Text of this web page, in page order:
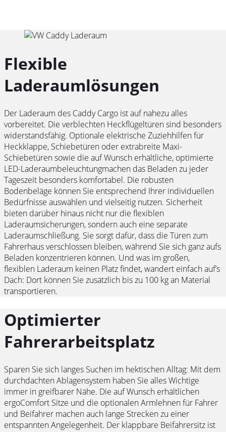
Flexible
Laderaumlösungen
Der Laderaum des Caddy Cargo ist auf nahezu alles
vorbereitet. Die verblechten Heckflügeltüren sind besonders
widerstandsfähig. Optionale elektrische Zuziehhilfen für
Heckklappe, Schiebetüren oder extrabreite Maxi-
Schiebetüren sowie die auf Wunsch erhältliche, optimierte
LED-Laderaumbeleuchtungmachen das Beladen zu jeder
Tageszeit besonders komfortabel. Die robusten
Bodenbeläge können Sie entsprechend Ihrer individuellen
Bedürfnisse auswählen und vielseitig nutzen. Sicherheit
bieten darüber hinaus nicht nur die flexiblen
Laderaumsicherungen, sondern auch eine separate
Laderaumschließung. Sie sorgt dafür, dass die Türen zum
Fahrerhaus verschlossen bleiben, während Sie sich ganz aufs
Beladen konzentrieren können. Und was im großen,
flexiblen Laderaum keinen Platz findet, wandert einfach auf’s
Dach: Dort können Sie zusätzlich bis zu 100 kg an Material
transportieren.
Optimierter
Fahrerarbeitsplatz
Sparen Sie sich langes Suchen im hektischen Alltag: Mit dem
durchdachten Ablagensystem haben Sie alles Wichtige
immer in greifbarer Nähe. Die auf Wunsch erhältlichen
ergoComfort Sitze und die optionalen Armlehnen für Fahrer
und Beifahrer machen auch lange Strecken zu einer
entspannten Angelegenheit. Der klappbare Beifahrersitz ist